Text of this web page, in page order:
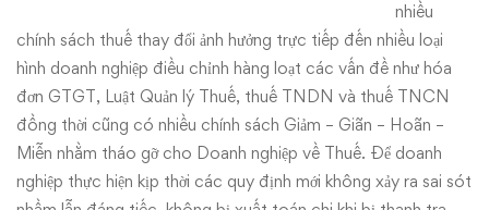
Chí
Minh
–
Vũng
nhiều
chính sách thuế thay đổi ảnh hưởng trực tiếp đến nhiều loại
hình doanh nghiệp điều chỉnh hàng loạt các vấn đề như hóa
đơn GTGT, Luật Quản lý Thuế, thuế TNDN và thuế TNCN
đồng thời cũng có nhiều chính sách Giảm – Giãn – Hoãn –
Miễn nhằm tháo gỡ cho Doanh nghiệp về Thuế. Để doanh
nghiệp thực hiện kịp thời các quy định mới không xảy ra sai sót